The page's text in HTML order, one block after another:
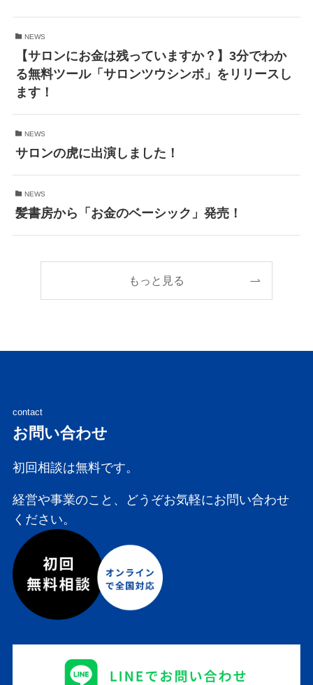
NEWS
【サロンにお金は残っていますか？】3分でわか
る無料ツール「サロンツウシンボ」をリリースし
ます！
NEWS
サロンの虎に出演しました！
NEWS
髪書房から「お金のベーシック」発売！
もっと見る
contact
お問い合わせ
初回相談は無料です。
経営や事業のこと、どうぞお気軽にお問い合わせ
ください。